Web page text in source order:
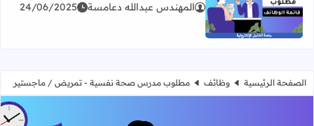
اقرأ المزيد عن مطلوب موظفة إدارية وموارد بشرية
المهندس عبدالله دعامسة 24/06/2025
الصفحة الرئيسية وظائف مطلوب مدرس صحة نفسية - تمريض / ماجستير